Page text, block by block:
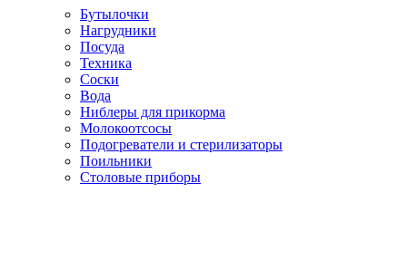
Бутылочки
Нагрудники
Посуда
Техника
Соски
Вода
Ниблеры для прикорма
Молокоотсосы
Подогреватели и стерилизаторы
Поильники
Столовые приборы